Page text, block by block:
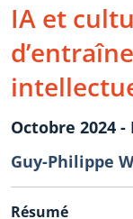
IA et
Octobre 2024
Guy-Philippe
Résumé